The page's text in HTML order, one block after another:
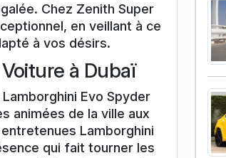
Chez Zenith Super
en veillant à ce
à vos désirs.
à Dubaï
Evo Spyder
animées de la ville aux
Lamborghini
qui fait tourner les